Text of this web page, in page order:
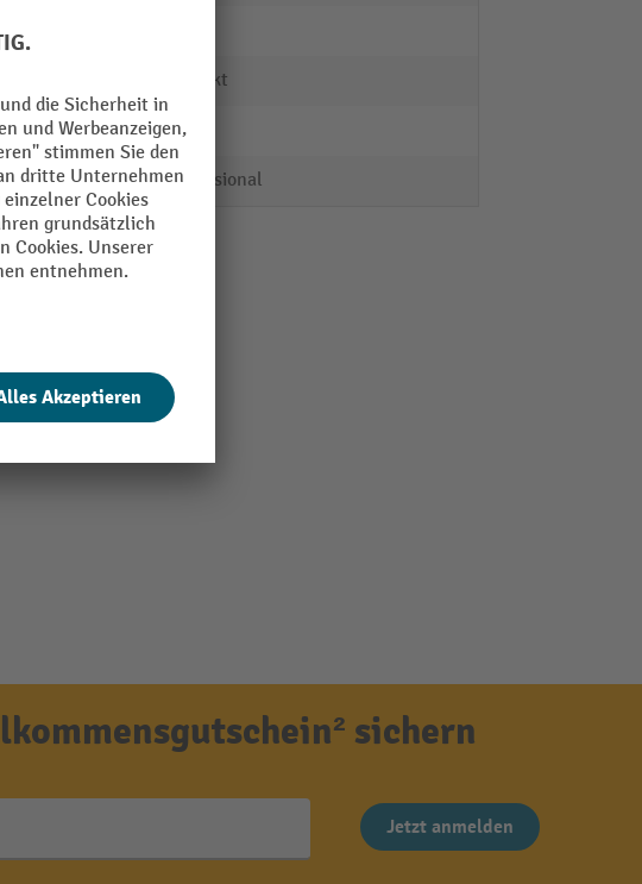
verzinkt
-
Professional
sichern
Jetzt anmelden